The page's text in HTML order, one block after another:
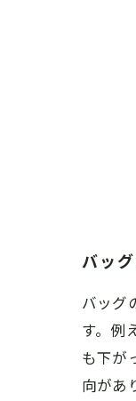
バッ
バッグ
す。例
も下が
向があ